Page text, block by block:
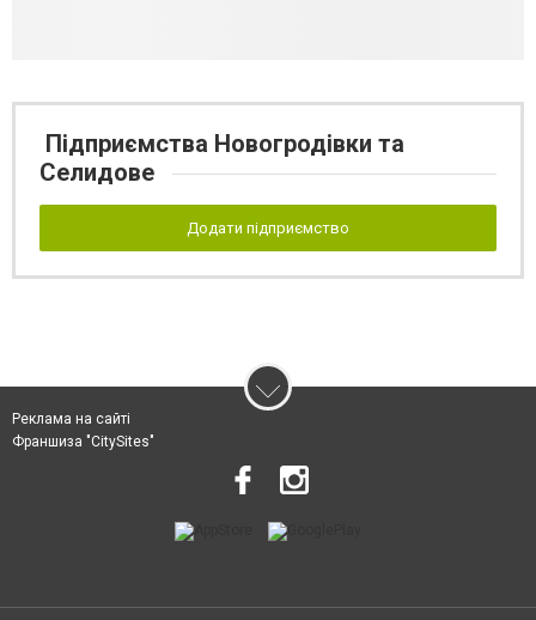
Підприємства Новогродівки та
Селидове
Додати підприємство
Реклама на сайті
Франшиза "CitySites"